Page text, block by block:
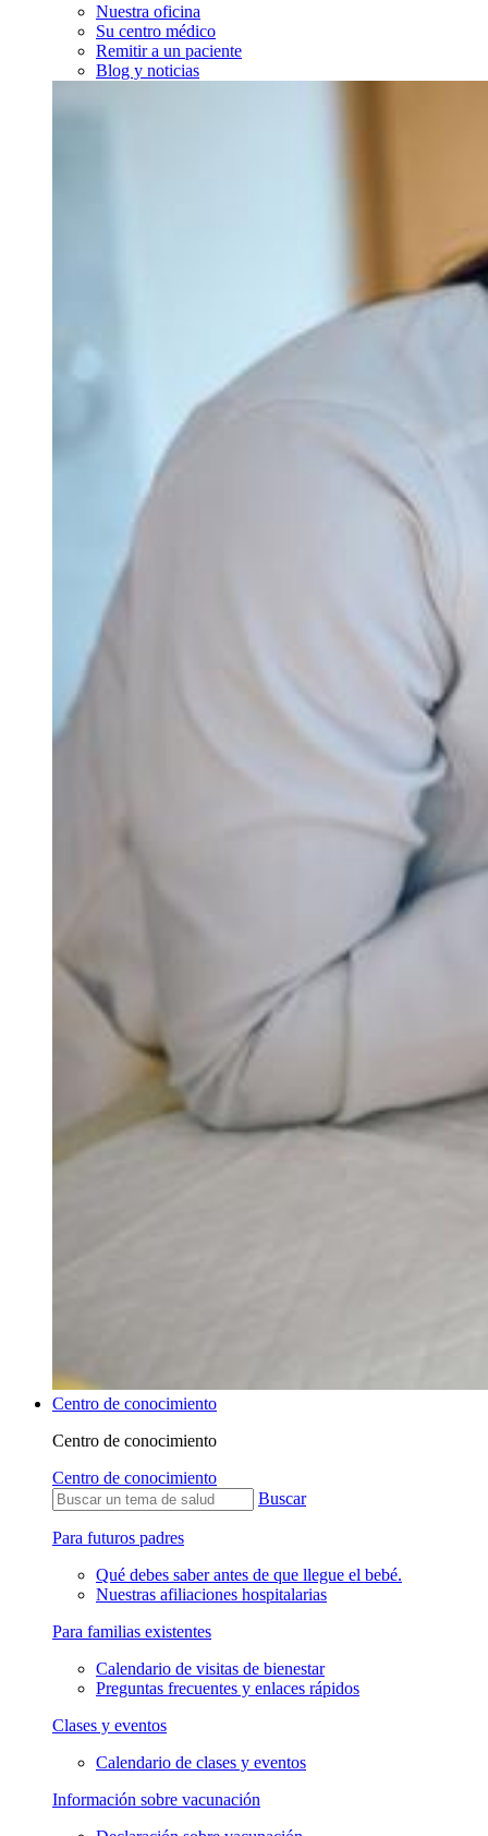
Nuestra oficina
Su centro médico
Remitir a un paciente
Blog y noticias
Centro de conocimiento
Centro de conocimiento
Centro de conocimiento
Buscar
Para futuros padres
Qué debes saber antes de que llegue el bebé.
Nuestras afiliaciones hospitalarias
Para familias existentes
Calendario de visitas de bienestar
Preguntas frecuentes y enlaces rápidos
Clases y eventos
Calendario de clases y eventos
Información sobre vacunación